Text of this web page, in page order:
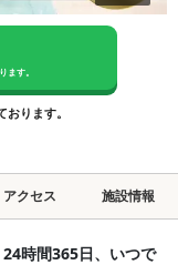
ます。
おります。
アクセス 施設情報
24時間365日、いつで